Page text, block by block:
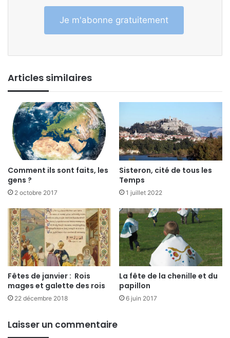
Je m'abonne gratuitement
Articles similaires
Comment ils sont faits, les
gens ?
2 octobre 2017
Sisteron, cité de tous les
Temps
1 juillet 2022
Fêtes de janvier : Rois
mages et galette des rois
22 décembre 2018
La fête de la chenille et du
papillon
6 juin 2017
Laisser un commentaire